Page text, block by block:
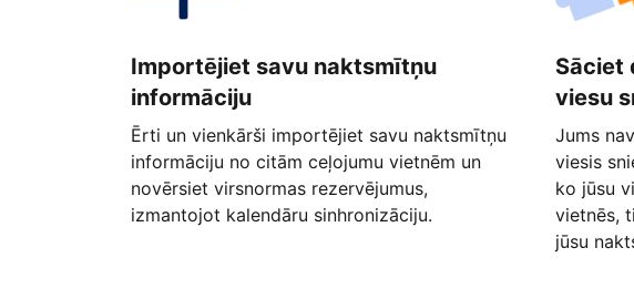
Importējiet savu naktsmītņu
informāciju
Ērti un vienkārši importējiet savu naktsmītņu
informāciju no citām ceļojumu vietnēm un
novērsiet virsnormas rezervējumus,
izmantojot kalendāru sinhronizāciju.
Sāciet
viesu
Jums
viesis
ko jūsu
vietnēs,
jūsu